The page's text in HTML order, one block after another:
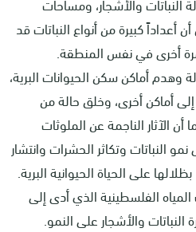
كبيرة من أنواع النباتات قد
أخرى في نفس المنطقة.
وهدم أماكن سكن الحيوانات البرية،
أماكن أخرى، وخلق حالة من
الآثار الناجمة عن الملوثات
النباتات وتكاثر الحشرات وانتشار
على الحياة الحيوانية البرية.
الفلسطينية الذي أدى إلى
والأشجار على النمو.